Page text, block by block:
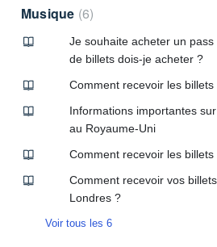
Musique 6
Je souhaite acheter un
de billets dois-je acheter ?
Comment recevoir les
Informations importantes
au Royaume-Uni
Comment recevoir les
Comment recevoir vos
Londres ?
Voir tous les 6